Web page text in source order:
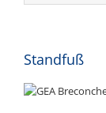
Standfuß